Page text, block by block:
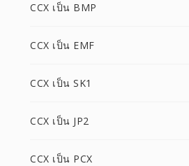
CCX เป็น BMP
CCX เป็น EMF
CCX เป็น SK1
CCX เป็น JP2
CCX เป็น PCX